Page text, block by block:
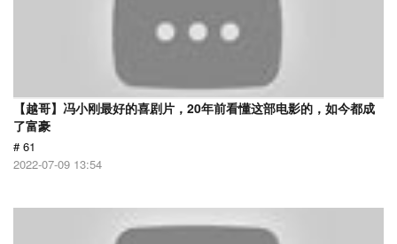
【越哥】冯小刚最好的喜剧片，20年前看懂这部电影的，如今都成
了富豪
# 61
2022-07-09 13:54